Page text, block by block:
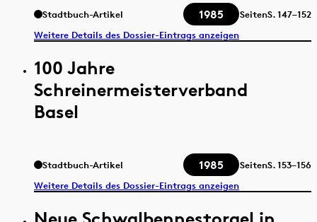
Stadtbuch-Artikel 1985 SeitenS.147–152
Weitere Details des Dossier-Eintrags anzeigen
100 Jahre
Schreinermeisterverband
Basel
Stadtbuch-Artikel 1985 SeitenS.153–156
Weitere Details des Dossier-Eintrags anzeigen